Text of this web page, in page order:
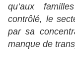
qu’aux
contrôlé, le
par sa
manque de